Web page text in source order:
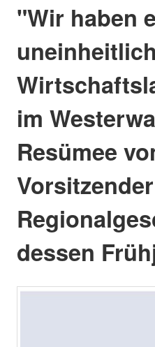
"Wir haben
im
Resümee
dessen